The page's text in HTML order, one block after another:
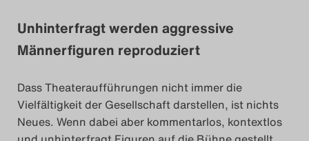
Unhinterfragt werden aggressive
Männerfiguren reproduziert
Dass Theateraufführungen nicht immer die
Vielfältigkeit der Gesellschaft darstellen, ist nichts
Neues. Wenn dabei aber kommentarlos, kontextlos